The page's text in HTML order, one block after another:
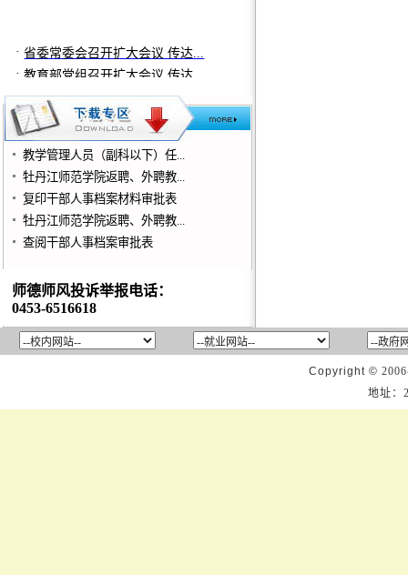
省委常委会召开扩大会议 传达...
教育部党组召开扩大会议 传达...
教学管理人员（副科以下）任...
牡丹江师范学院返聘、外聘教...
复印干部人事档案材料审批表
牡丹江师范学院返聘、外聘教...
查阅干部人事档案审批表
师德师风投诉举报电话：
0453-6516618
Copyright ©
地址：